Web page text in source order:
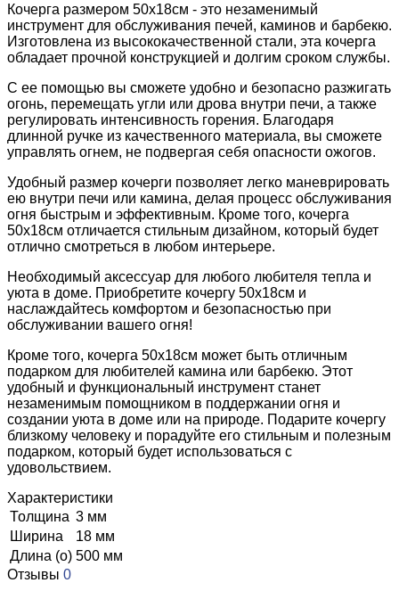
Кочерга размером 50х18см - это незаменимый
инструмент для обслуживания печей, каминов и барбекю.
Изготовлена из высококачественной стали, эта кочерга
обладает прочной конструкцией и долгим сроком службы.
С ее помощью вы сможете удобно и безопасно разжигать
огонь, перемещать угли или дрова внутри печи, а также
регулировать интенсивность горения. Благодаря
длинной ручке из качественного материала, вы сможете
управлять огнем, не подвергая себя опасности ожогов.
Удобный размер кочерги позволяет легко маневрировать
ею внутри печи или камина, делая процесс обслуживания
огня быстрым и эффективным. Кроме того, кочерга
50х18см отличается стильным дизайном, который будет
отлично смотреться в любом интерьере.
Необходимый аксессуар для любого любителя тепла и
уюта в доме. Приобретите кочергу 50х18см и
наслаждайтесь комфортом и безопасностью при
обслуживании вашего огня!
Кроме того, кочерга 50х18см может быть отличным
подарком для любителей камина или барбекю. Этот
удобный и функциональный инструмент станет
незаменимым помощником в поддержании огня и
создании уюта в доме или на природе. Подарите кочергу
близкому человеку и порадуйте его стильным и полезным
подарком, который будет использоваться с
удовольствием.
Характеристики
Толщина 3 мм
Ширина
18 мм
Длина (о) 500 мм
Отзывы 0